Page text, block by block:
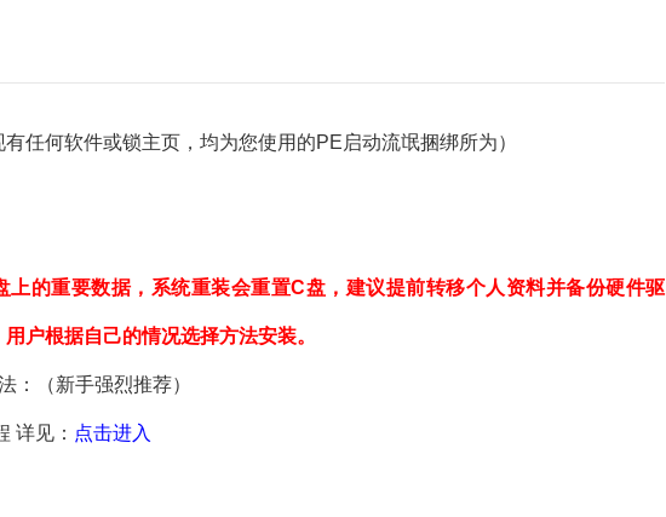
何软件或锁主页，均为您使用的PE启动流氓捆绑所为）
上的重要数据，系统重装会重置C盘，建议提前转移个人资料并备份硬件驱
户根据自己的情况选择方法安装。
（新手强烈推荐）
见： 点击进入